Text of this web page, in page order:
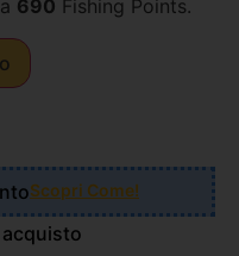
690 Fishing Points.
Scopri Come!